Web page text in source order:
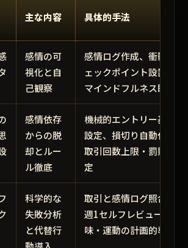
主な内容 具体的手法
感情の可
視化と自
己観察
感情ログ作成、衝動チ
ェックポイント設置、
マインドフルネス瞑想
感情依存
からの脱
却とルー
ル徹底
機械的エントリー基準
設定、損切り自動化、
取引回数上限・罰則設
定
科学的な
失敗分析
と代替行
取引と感情ログ照合、
週1セルフレビュー、趣
味・運動の計画的導入